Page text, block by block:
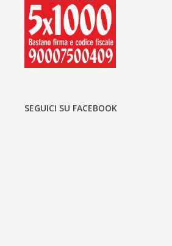
SEGUICI SU FACEBOOK